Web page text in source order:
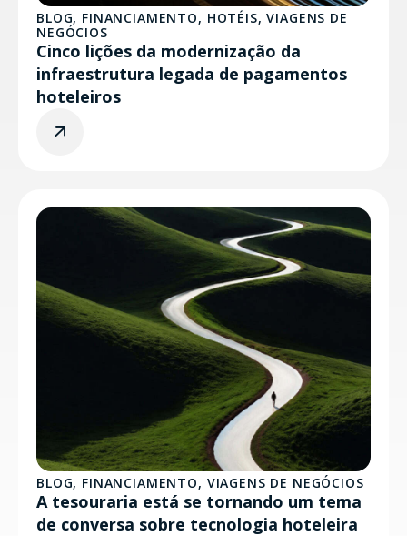
BLOG, FINANCIAMENTO, HOTÉIS,VIAGENS DE
NEGÓCIOS
Cinco lições da modernização da
infraestrutura legada de pagamentos
hoteleiros
BLOG, FINANCIAMENTO, VIAGENS DE NEGÓCIOS
A tesouraria está se tornando um tema
de conversa sobre tecnologia hoteleira